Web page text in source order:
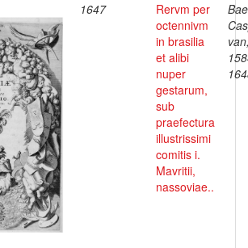
1647
Rervm per
octennivm
in brasilia
et alibi
nuper
gestarum,
sub
praefectura
illustrissimi
comitis i.
Mavritii,
nassoviae..